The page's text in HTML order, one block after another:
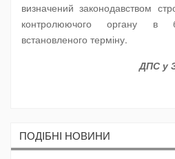
визначений законодавством
контролюючого органу в
встановленого терміну.
ДПС у
ПОДIБНI НОВИНИ